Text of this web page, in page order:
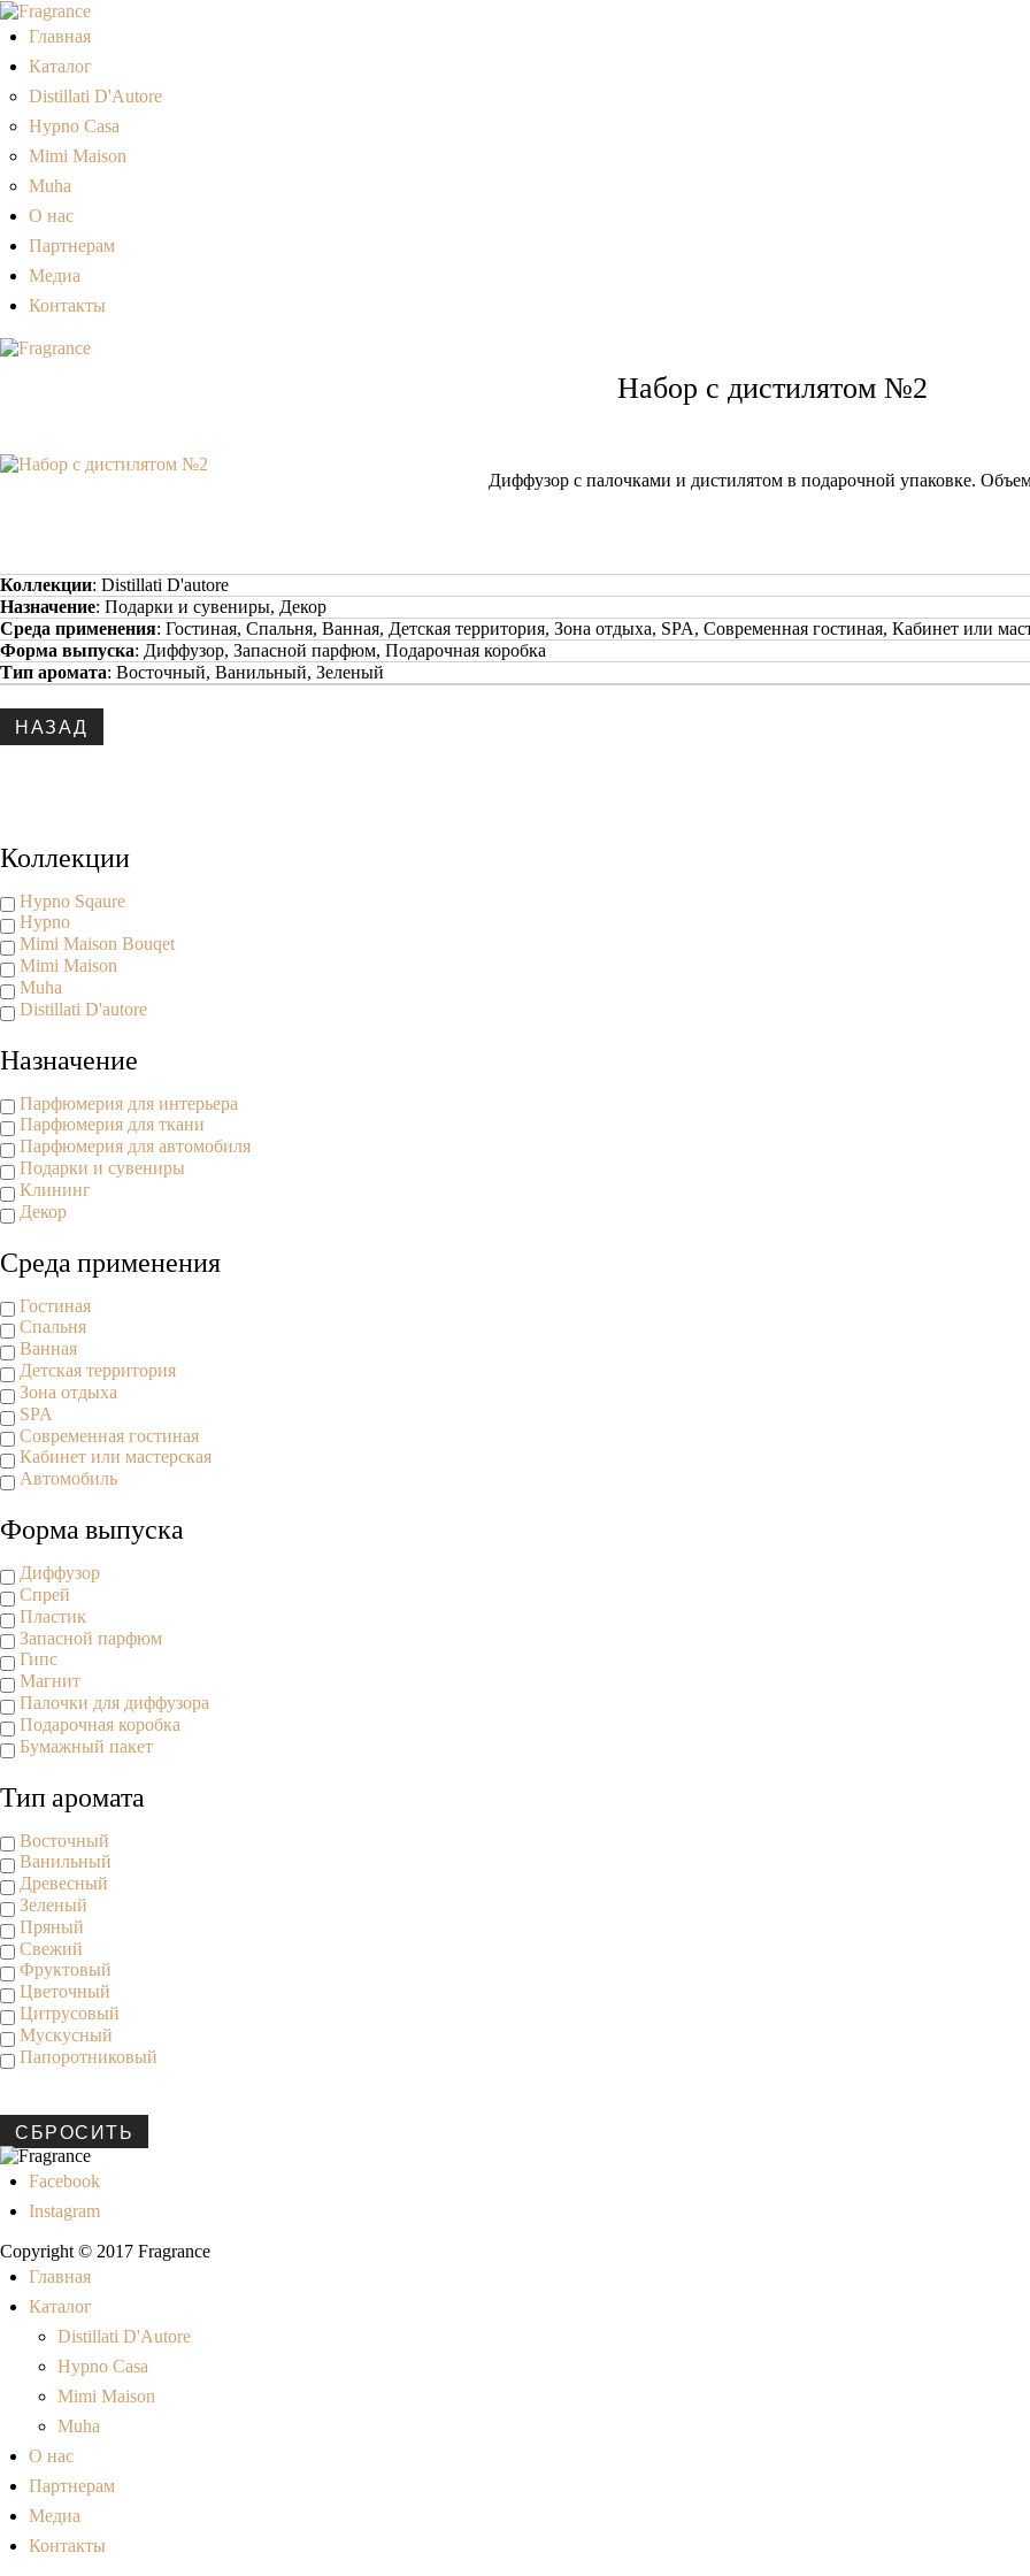
Главная
Каталог
Distillati D'Autore
Hypno Casa
Mimi Maison
Muha
О нас
Партнерам
Медиа
Контакты
Набор с дистилятом №2
Диффузор с палочками и дистилятом в подарочной упаковке.
Коллекции: Distillati D'autore
Назначение: Подарки и сувениры, Декор
Среда применения: Гостиная, Спальня, Ванная, Детская территория, Зона отдыха, SPA, Современная гостиная, Кабинет или
Форма выпуска: Диффузор, Запасной парфюм, Подарочная коробка
Тип аромата: Восточный, Ванильный, Зеленый
Коллекции
Hypno Sqaure
Hypno
Mimi Maison Bouqet
Mimi Maison
Muha
Distillati D'autore
Назначение
Парфюмерия для интерьера
Парфюмерия для ткани
Парфюмерия для автомобиля
Подарки и сувениры
Клининг
Декор
Среда применения
Гостиная
Спальня
Ванная
Детская территория
Зона отдыха
SPA
Современная гостиная
Кабинет или мастерская
Автомобиль
Форма выпуска
Диффузор
Спрей
Пластик
Запасной парфюм
Гипс
Магнит
Палочки для диффузора
Подарочная коробка
Бумажный пакет
Тип аромата
Восточный
Ванильный
Древесный
Зеленый
Пряный
Свежий
Фруктовый
Цветочный
Цитрусовый
Мускусный
Папоротниковый
СБРОСИТЬ
Facebook
Instagram
Copyright © 2017 Fragrance
Главная
Каталог
Distillati D'Autore
Hypno Casa
Mimi Maison
Muha
О нас
Партнерам
Медиа
Контакты